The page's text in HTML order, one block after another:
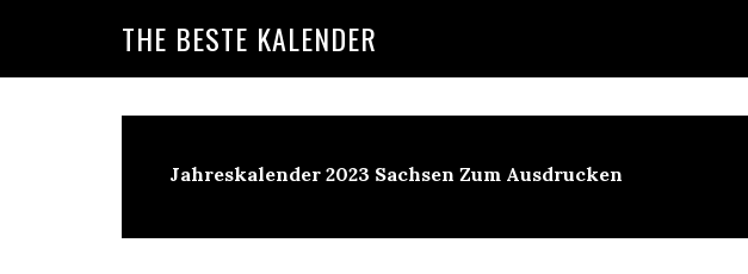
THE BESTE KALENDER
Jahreskalender 2023 Sachsen Zum Ausdrucken